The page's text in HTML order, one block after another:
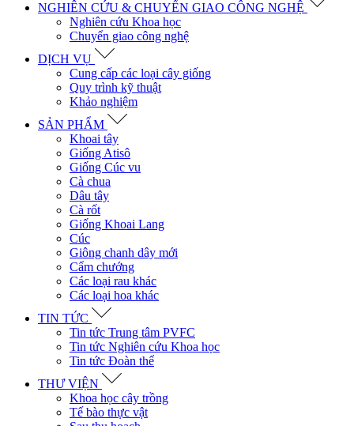
NGHIÊN CỨU & CHUYỂN GIAO CÔNG NGHỆ
Nghiên cứu Khoa học
Chuyển giao công nghệ
DỊCH VỤ
Cung cấp các loại cây giống
Quy trình kỹ thuật
Khảo nghiệm
SẢN PHẨM
Khoai tây
Giống Atisô
Giống Cúc vu
Cà chua
Dâu tây
Cà rốt
Giống Khoai Lang
Cúc
Giông chanh dây mới
Cẩm chướng
Các loại rau khác
Các loại hoa khác
TIN TỨC
Tin tức Trung tâm PVFC
Tin tức Nghiên cứu Khoa học
Tin tức Đoàn thể
THƯ VIỆN
Khoa học cây trồng
Tế bào thực vật